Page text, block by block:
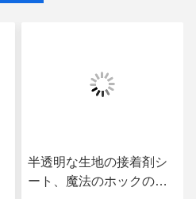
半透明な生地の接着剤シ
ート、魔法のホックのた